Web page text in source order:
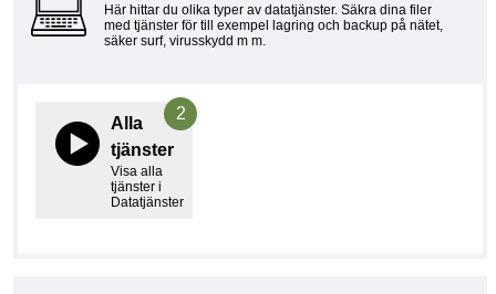
Här hittar du olika typer av datatjänster. Säkra dina filer
med tjänster för till exempel lagring och backup på nätet,
säker surf, virusskydd m m.
Alla
tjänster
Visa alla
tjänster i
Datatjänster
2